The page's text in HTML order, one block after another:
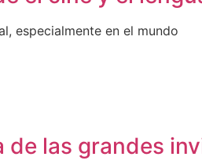
especialmente en el mundo
de las grandes